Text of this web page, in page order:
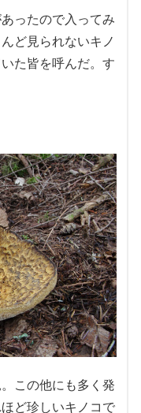
ったので入ってみ
ど見られないキノ
た皆を呼んだ。す
この他にも多く発
ど珍しいキノコで